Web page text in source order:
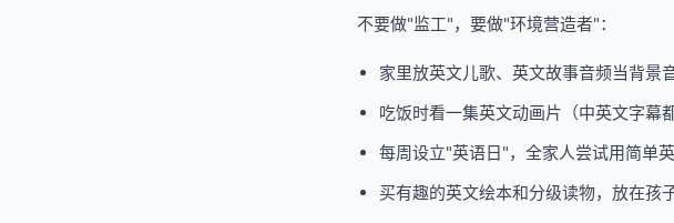
不要做"监工"，要做"环境营造者"：
家里放英文儿歌、英文故事音频当背景
吃饭时看一集英文动画片（中英文字幕都
每周设立"英语日"，全家人尝试用简单
买有趣的英文绘本和分级读物，放在孩